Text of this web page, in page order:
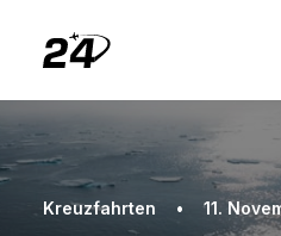
Kreuzfahrten • 11.